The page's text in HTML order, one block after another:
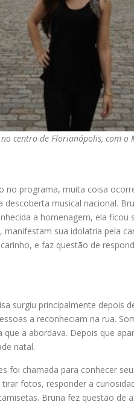
centro de Florianópolis, com
no programa, muita coisa
musical nacional.
a homenagem, ela ficou
sua idolatria pela
e faz questão de
surgiu principalmente depois
a reconheciam na rua.
a abordava. Depois que
natal.
foi chamada para conhecer
fotos, responder a
Bruna fez questão